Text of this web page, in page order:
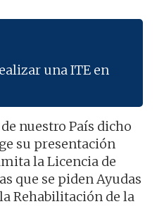
una ITE en
nuestro País dicho
su presentación
la Licencia de
que se piden Ayudas
Rehabilitación de la